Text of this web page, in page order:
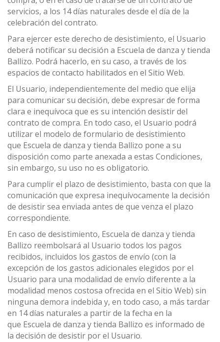
servicios, a los 14 días naturales desde el día de la
celebración del contrato.
Para ejercer este derecho de desistimiento, el Usuario
deberá notificar su decisión a Escuela de danza y tienda
Ballizo. Podrá hacerlo, en su caso, a través de los
espacios de contacto habilitados en el Sitio Web.
El Usuario, independientemente del medio que elija
para comunicar su decisión, debe expresar de forma
clara e inequívoca que es su intención desistir del
contrato de compra. En todo caso, el Usuario podrá
utilizar el modelo de formulario de desistimiento
que Escuela de danza y tienda Ballizo pone a su
disposición como parte anexada a estas Condiciones,
sin embargo, su uso no es obligatorio.
Para cumplir el plazo de desistimiento, basta con que la
comunicación que expresa inequívocamente la decisión
de desistir sea enviada antes de que venza el plazo
correspondiente.
En caso de desistimiento, Escuela de danza y tienda
Ballizo reembolsará al Usuario todos los pagos
recibidos, incluidos los gastos de envío (con la
excepción de los gastos adicionales elegidos por el
Usuario para una modalidad de envío diferente a la
modalidad menos costosa ofrecida en el Sitio Web) sin
ninguna demora indebida y, en todo caso, a más tardar
en 14 días naturales a partir de la fecha en la
que Escuela de danza y tienda Ballizo es informado de
la decisión de desistir por el Usuario.